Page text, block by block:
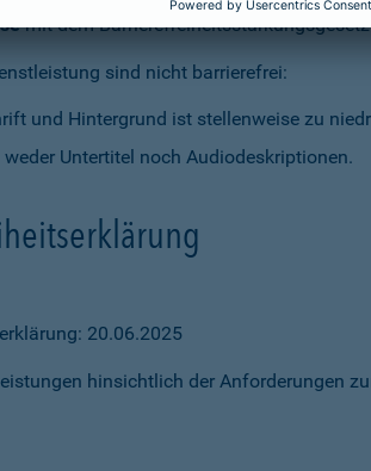
mit dem Barrierefreiheitsstärkungsgesetz
sind nicht barrierefrei:
und Hintergrund ist stellenweise zu
Untertitel noch Audiodeskriptionen.
20.06.2025
hinsichtlich der Anforderungen